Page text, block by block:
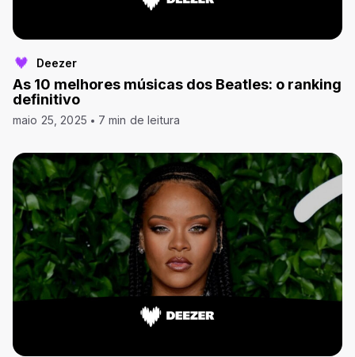
Deezer
As 10 melhores músicas dos Beatles: o ranking
definitivo
maio 25, 2025 7 min de leitura